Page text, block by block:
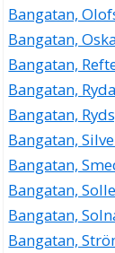
Bangatan,
Bangatan,
Bangatan,
Bangatan,
Bangatan,
Bangatan,
Bangatan,
Bangatan,
Bangatan,
Bangatan,